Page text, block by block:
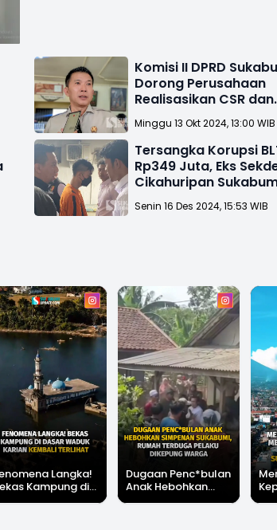
Komisi II DPRD
Dorong Perusahaan
Realisasikan CSR dan
Kepatuhan Lingkungan
Minggu 13 Okt 2024, 13:00 WIB
Tersangka Korupsi
Rp349 Juta, Eks
Cikahuripan
Sempat Rehabilitasi
Narkoba
Senin 16 Des 2024, 15:53 WIB
Langka!
Kampung di
Waduk Karian
Dugaan Penc*bulan
Anak Hebohkan
Simpenan